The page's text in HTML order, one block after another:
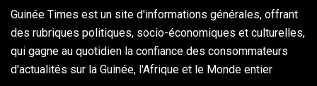
Guinée Times est un site d'informations générales, offrant
des rubriques politiques, socio-économiques et culturelles,
qui gagne au quotidien la confiance des consommateurs
d'actualités sur la Guinée, l'Afrique et le Monde entier